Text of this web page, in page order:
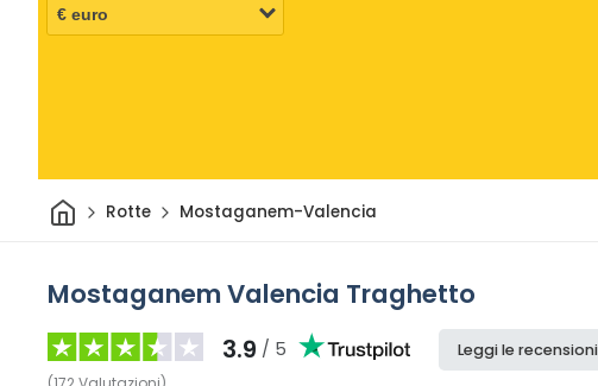
CasaRotte Mostaganem-Valencia
Mostaganem Valencia Traghetto
3.9 / 5 Leggi le recensioni